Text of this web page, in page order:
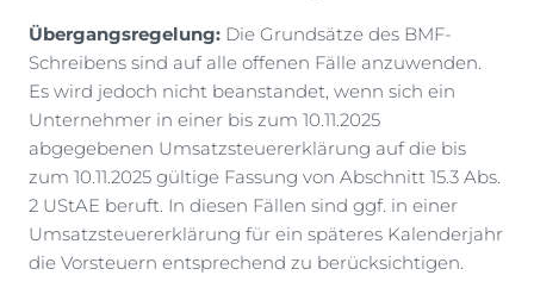
Übergangsregelung: Die Grundsätze des BMF-
Schreibens sind auf alle offenen Fälle anzuwenden.
Es wird jedoch nicht beanstandet, wenn sich ein
Unternehmer in einer bis zum 10.11.2025
abgegebenen Umsatzsteuererklärung auf die bis
zum 10.11.2025 gültige Fassung von Abschnitt 15.3 Abs.
2 UStAE beruft. In diesen Fällen sind ggf. in einer
Umsatzsteuererklärung für ein späteres Kalenderjahr
die Vorsteuern entsprechend zu berücksichtigen.